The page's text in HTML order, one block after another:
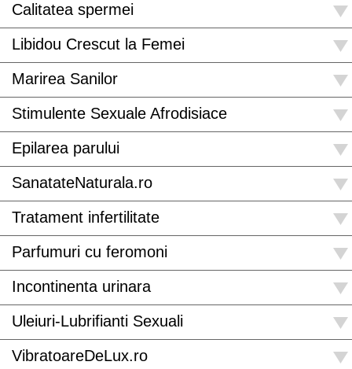
Calitatea spermei
Libidou Crescut la Femei
Marirea Sanilor
Stimulente Sexuale Afrodisiace
Epilarea parului
SanatateNaturala.ro
Tratament infertilitate
Parfumuri cu feromoni
Incontinenta urinara
Uleiuri-Lubrifianti Sexuali
VibratoareDeLux.ro